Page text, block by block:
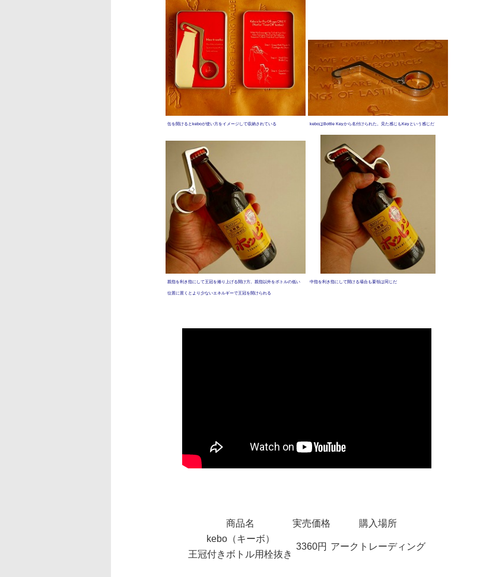
缶を開けるとkeboが使い方をイメージして収納されている keboはBottle Keyから名付けられた。見た感じもKeyという感じだ
親指を利き指にして王冠を捲り上げる開け方。親指以外をボトルの低い
位置に置くとより少ないエネルギーで王冠を開けられる
中指を利き指にして開ける場合も要領は同じだ
商品名 実売価格
購入場所
kebo（キーボ）
王冠付きボトル用栓抜き
3360円 アークトレーディング